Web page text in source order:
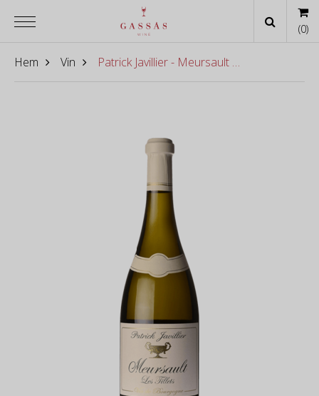
Hem Vin Patrick Javillier - Meursault 2024
(0)